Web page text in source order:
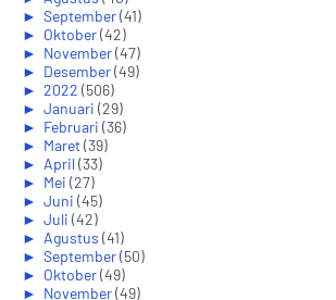
► September(41)
► Oktober(42)
► November(47)
► Desember(49)
► 2022 (506)
► Januari (29)
► Februari (36)
► Maret(39)
► April(33)
► Mei (27)
► Juni (45)
► Juli (42)
► Agustus (41)
► September(50)
► Oktober(49)
► November(49)